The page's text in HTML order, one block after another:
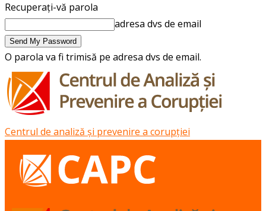
Recuperați-vă parola
adresa dvs de email
O parola va fi trimisă pe adresa dvs de email.
Centrul de analiză și prevenire a corupției